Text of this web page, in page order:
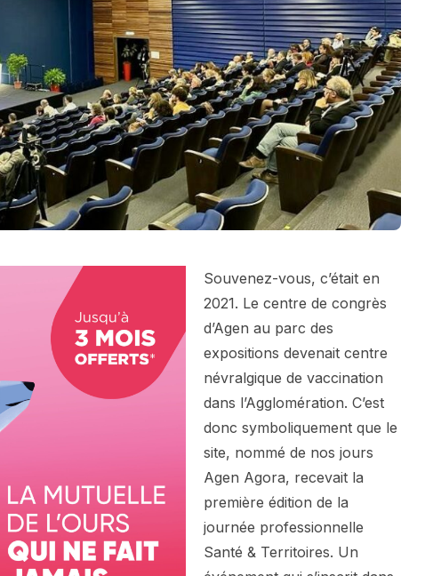
Souvenez-vous, c’était en
2021. Le centre de congrès
d’Agen au parc des
expositions devenait centre
névralgique de vaccination
dans l’Agglomération. C’est
donc symboliquement que le
site, nommé de nos jours
Agen Agora, recevait la
première édition de la
journée professionnelle
Santé & Territoires. Un